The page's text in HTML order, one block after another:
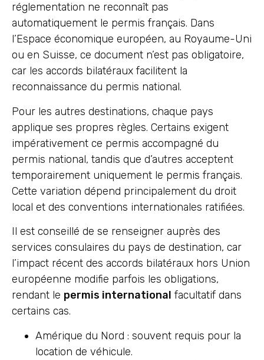
réglementation ne reconnaît pas
automatiquement le permis français. Dans
l’Espace économique européen, au Royaume-Uni
ou en Suisse, ce document n’est pas obligatoire,
car les accords bilatéraux facilitent la
reconnaissance du permis national.
Pour les autres destinations, chaque pays
applique ses propres règles. Certains exigent
impérativement ce permis accompagné du
permis national, tandis que d’autres acceptent
temporairement uniquement le permis français.
Cette variation dépend principalement du droit
local et des conventions internationales ratifiées.
Il est conseillé de se renseigner auprès des
services consulaires du pays de destination, car
l’impact récent des accords bilatéraux hors Union
européenne modifie parfois les obligations,
rendant le permis international facultatif dans
certains cas.
Amérique du Nord : souvent requis pour la
location de véhicule.